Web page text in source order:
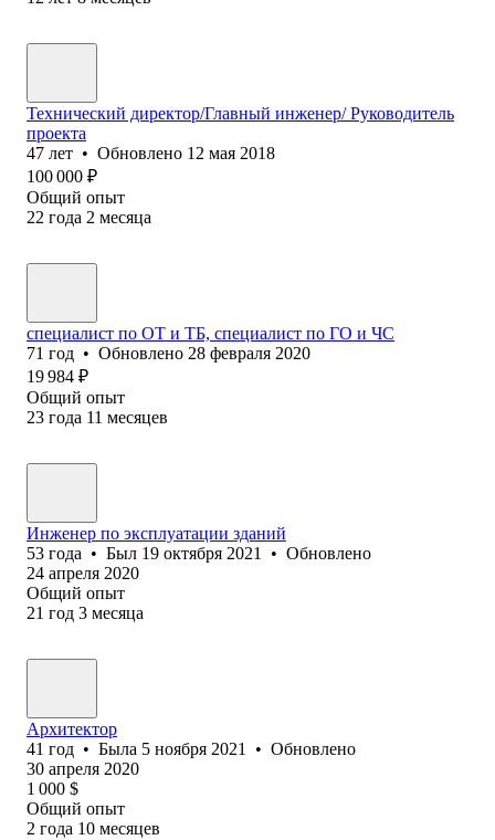
Технический директор/Главный инженер/ Руководитель
проекта
47 лет • Обновлено 12 мая 2018
100 000 ₽
Общий опыт
22 года 2 месяца
специалист по ОТ и ТБ, специалист по ГО и ЧС
71 год • Обновлено 28 февраля 2020
19 984 ₽
Общий опыт
23 года 11 месяцев
Инженер по эксплуатации зданий
53 года • Был 19 октября 2021 • Обновлено
24 апреля 2020
Общий опыт
21 год 3 месяца
Архитектор
41 год • Была 5 ноября 2021 • Обновлено
30 апреля 2020
1 000 $
Общий опыт
2 года 10 месяцев